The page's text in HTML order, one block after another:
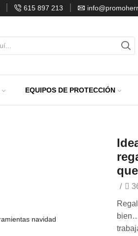
615 897 213
EQUIPOS DE PROTECCIÓN
/